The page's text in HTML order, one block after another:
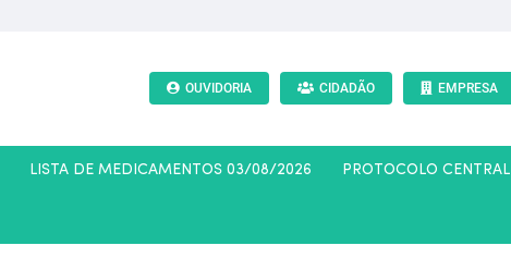
OUVIDORIA CIDADÃO EMPRESA
LISTA DE MEDICAMENTOS 03/08/2026 PROTOCOLO CENTRAL